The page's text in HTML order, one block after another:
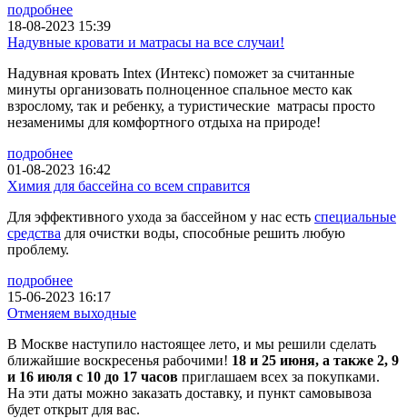
подробнее
18-08-2023 15:39
Надувные кровати и матрасы на все случаи!
Надувная кровать Intex (Интекс) поможет за считанные
минуты организовать полноценное спальное место как
взрослому, так и ребенку, а туристические матрасы просто
незаменимы для комфортного отдыха на природе!
подробнее
01-08-2023 16:42
Химия для бассейна со всем справится
Для эффективного ухода за бассейном у нас есть специальные
средства для очистки воды, способные решить любую
проблему.
подробнее
15-06-2023 16:17
Отменяем выходные
В Москве наступило настоящее лето, и мы решили сделать
ближайшие воскресенья рабочими! 18 и 25 июня, а также 2, 9
и 16 июля с 10 до 17 часов приглашаем всех за покупками.
На эти даты можно заказать доставку, и пункт самовывоза
будет открыт для вас.